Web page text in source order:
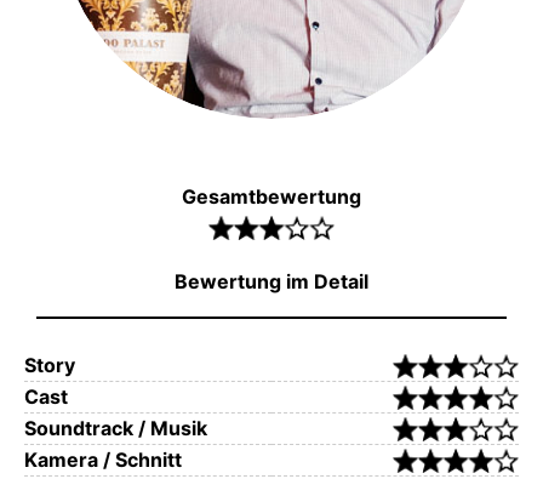
Gesamtbewertung
Bewertung im Detail
Story
Cast
Soundtrack / Musik
Kamera / Schnitt